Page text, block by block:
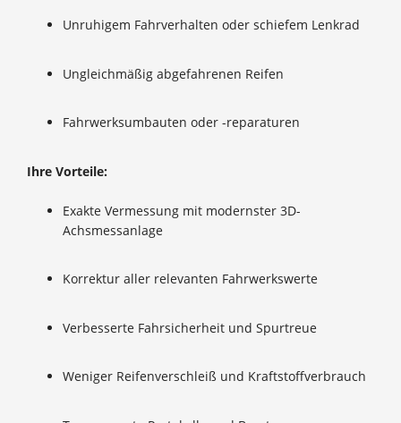
Unruhigem Fahrverhalten oder schiefem Lenkrad
Ungleichmäßig abgefahrenen Reifen
Fahrwerksumbauten oder -reparaturen
Ihre Vorteile:
Exakte Vermessung mit modernster 3D-
Achsmessanlage
Korrektur aller relevanten Fahrwerkswerte
Verbesserte Fahrsicherheit und Spurtreue
Weniger Reifenverschleiß und Kraftstoffverbrauch